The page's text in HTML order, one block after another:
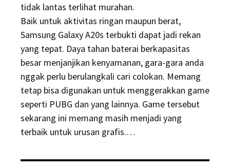
tidak lantas terlihat murahan.
Baik untuk aktivitas ringan maupun berat,
Samsung Galaxy A20s terbukti dapat jadi rekan
yang tepat. Daya tahan baterai berkapasitas
besar menjanjikan kenyamanan, gara-gara anda
nggak perlu berulangkali cari colokan. Memang
tetap bisa digunakan untuk menggerakkan game
seperti PUBG dan yang lainnya. Game tersebut
sekarang ini memang masih menjadi yang
terbaik untuk urusan grafis.…